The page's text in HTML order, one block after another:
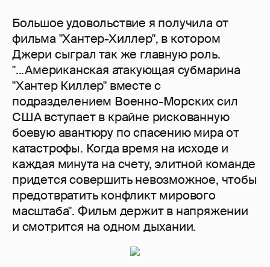
Большое удовольствие я получила от
фильма "Хантер-Хиллер", в котором
Джери сыграл так же главную роль.
"...Американская атакующая субмарина
"Хантер Киллер" вместе с
подразделением Военно-Морских сил
США вступает в крайне рискованную
боевую авантюру по спасению мира от
катастрофы. Когда время на исходе и
каждая минута на счету, элитной команде
придется совершить невозможное, чтобы
предотвратить конфликт мирового
масштаба". Фильм держит в напряжении
и смотрится на одном дыхании.